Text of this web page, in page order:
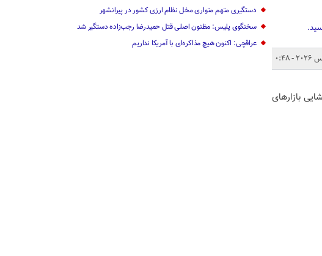
بازارهای
دستگیری متهم متواری مخل نظام ارزی کشور در پیرانشهر
سخنگوی پلیس: مظنون اصلی قتل حمیدرضا رجب‌زاده دستگیر شد
عراقچی: اکنون هیچ مذاکره‌ای با آمریکا نداریم